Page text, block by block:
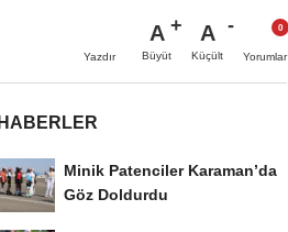
Yazdır
A
Büyüt
A
Küçült Yorumlar
Minik Patenciler Karaman’da
Göz Doldurdu